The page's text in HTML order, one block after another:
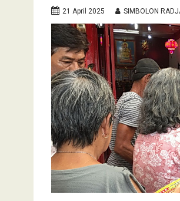
21 April 2025 SIMBOLON